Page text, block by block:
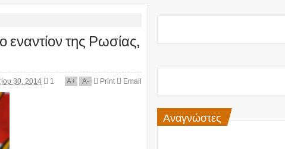
της Ρωσίας,
30, 2014 1 A+ A- Print Email
Αναγνώστες